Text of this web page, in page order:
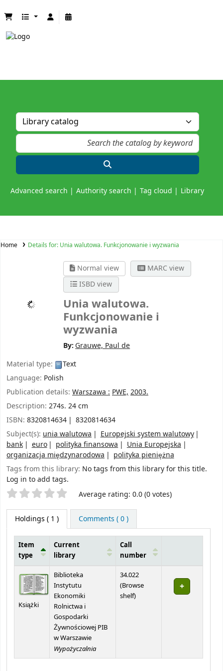
Advanced search Authority search Tag cloud Library
Home Details for: Unia walutowa. Funkcjonowanie i wyzwania
Normal view
MARC view
ISBD view
Unia walutowa.
Funkcjonowanie i
wyzwania
By: Grauwe, Paul de
Material type:
Text
Language: Polish
Publication details: Warszawa :PWE,2003.
Description: 274s. 24 cm
ISBN: 8320814634
8320814634
Subject(s): unia walutowa
Europejski system walutowy
bank
euro polityka finansowa
Unia Europejska
organizacja międzynarodowa
polityka pieniężna
Tags from this library: No tags from this library for this title.
Log in to add tags.
Star ratings Average rating: 0.0 (0 votes)
Holdings ( 1 ) Comments ( 0 )
Item
type
Current
library
Call
number
Książki
Biblioteka
Instytutu
Ekonomiki
Rolnictwa i
Gospodarki
Żywnościowej PIB
w Warszawie
Wypożyczalnia
34.022
(Browse
shelf(Opens below)
)